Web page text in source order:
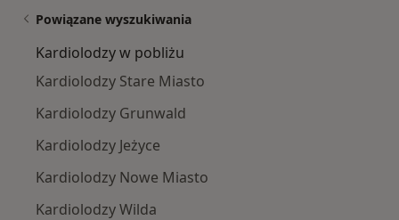
Powiązane wyszukiwania
Kardiolodzy w pobliżu
Kardiolodzy Stare Miasto
Kardiolodzy Grunwald
Kardiolodzy Jeżyce
Kardiolodzy Nowe Miasto
Kardiolodzy Wilda